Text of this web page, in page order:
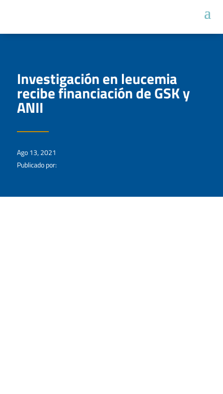
Investigación en leucemia
recibe financiación de GSK y
ANII
Ago 13, 2021
Publicado por: